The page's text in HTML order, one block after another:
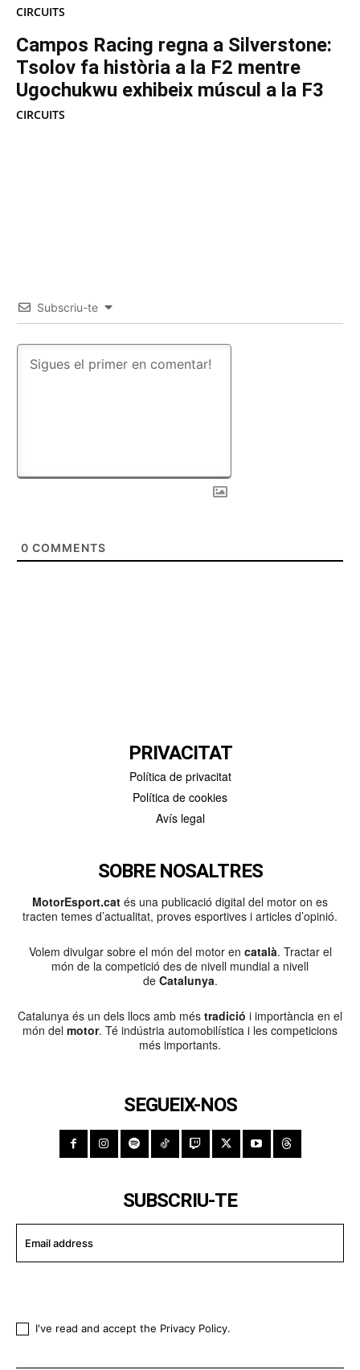
CIRCUITS
Campos Racing regna a Silverstone:
Tsolov fa història a la F2 mentre
Ugochukwu exhibeix múscul a la F3
CIRCUITS
Subscriu-te
0 COMMENTS
PRIVACITAT
Política de privacitat
Política de cookies
Avís legal
SOBRE NOSALTRES
MotorEsport.cat és una publicació digital del motor on es
tracten temes d’actualitat, proves esportives i articles d’opinió.
Volem divulgar sobre el món del motor en català. Tractar el
món de la competició des de nivell mundial a nivell
de Catalunya.
Catalunya és un dels llocs amb més tradició i importància en el
món del motor. Té indústria automobilística i les competicions
més importants.
SEGUEIX-NOS
SUBSCRIU-TE
I've read and accept the Privacy Policy.